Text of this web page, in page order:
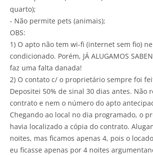
quarto);
- Não permite pets (animais);
OBS:
1) O apto não tem wi-fi (internet sem fio)
condicionado. Porém, JÁ ALUGAMOS
faz uma falta danada!
2) O contato c/ o proprietário sempre foi
Depositei 50% de sinal 30 dias antes. Não
contrato e nem o número do apto
Chegando ao local no dia programado, o
havia localizado a cópia do contrato.
noites, mas ficamos apenas 4, pois o
eu ficasse apenas por 4 noites